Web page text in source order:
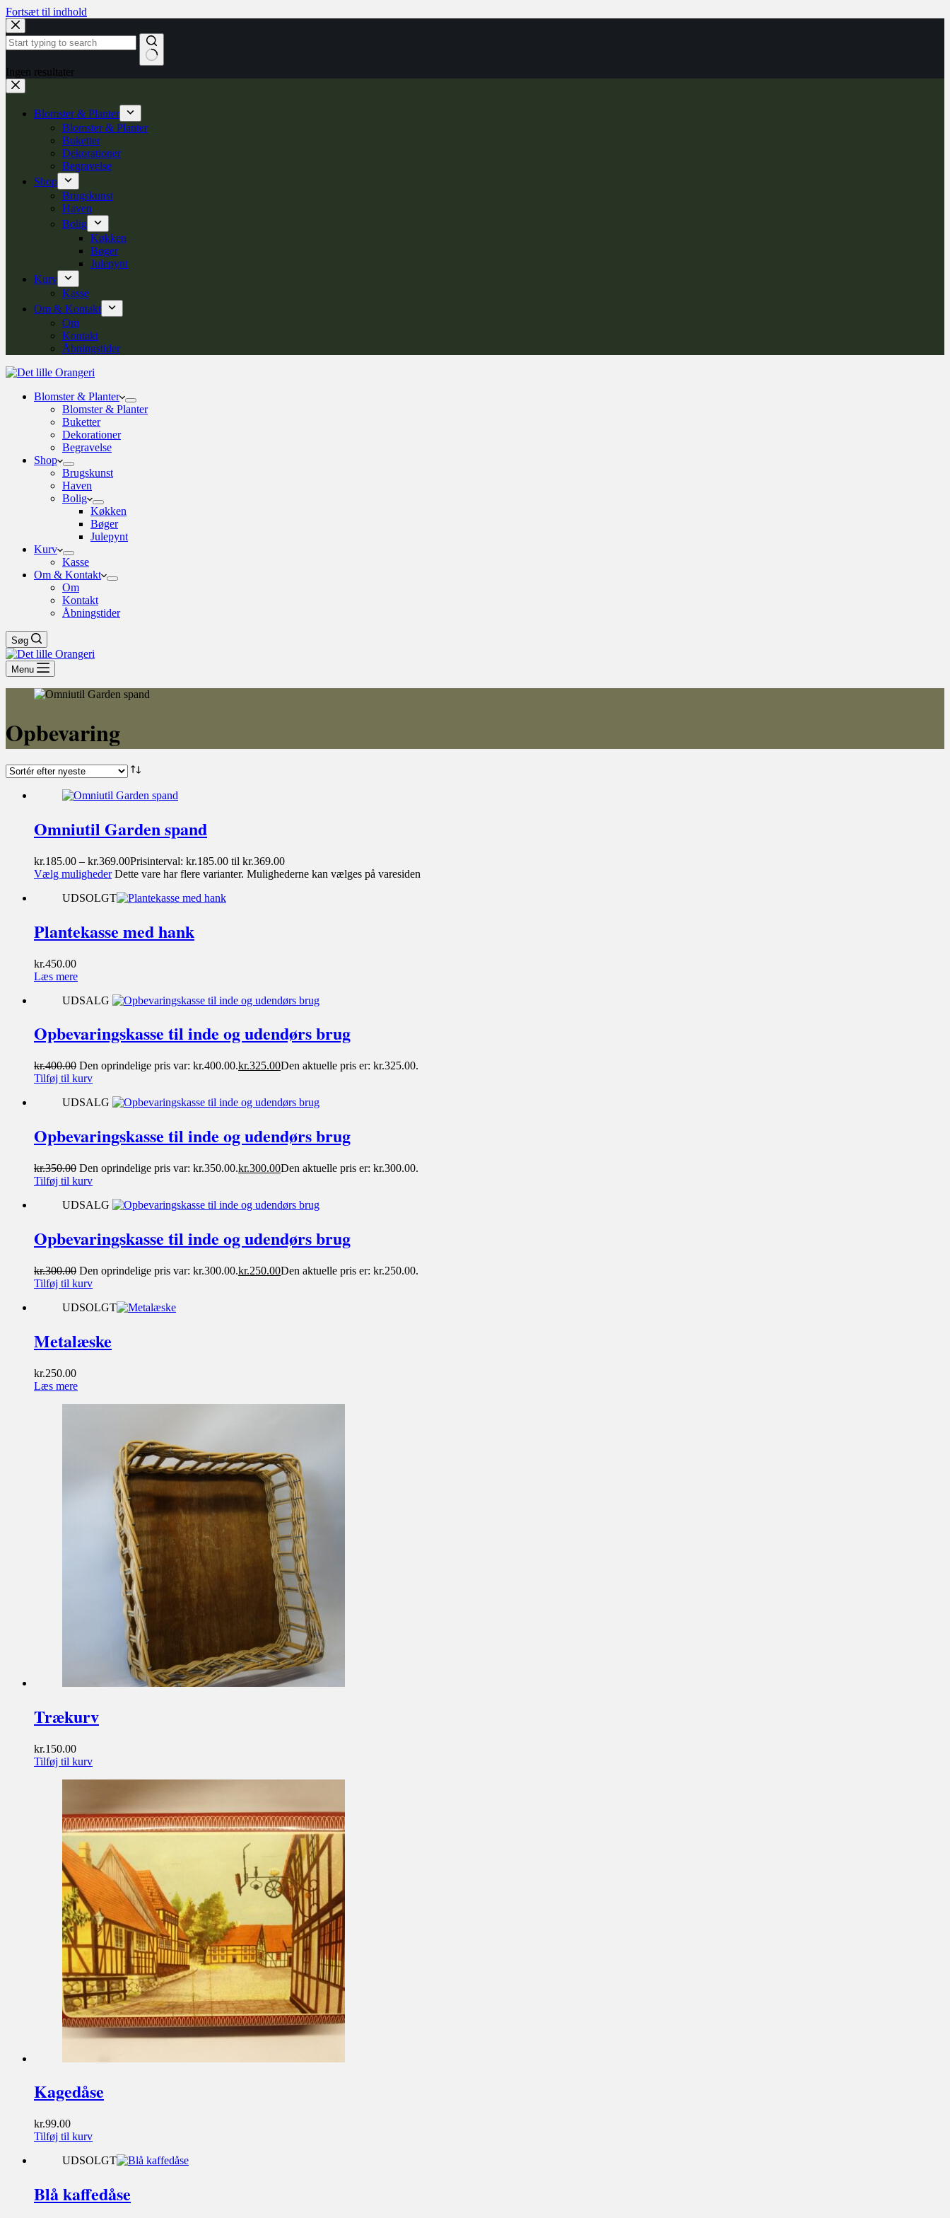
Fortsæt til indhold
Ingen resultater
Blomster & Planter
Blomster & Planter
Buketter
Dekorationer
Begravelse
Shop
Brugskunst
Haven
Bolig
Køkken
Bøger
Julepynt
Kurv
Kasse
Om & Kontakt
Om
Kontakt
Åbningstider
Blomster & Planter
Blomster & Planter
Buketter
Dekorationer
Begravelse
Shop
Brugskunst
Haven
Bolig
Køkken
Bøger
Julepynt
Kurv
Kasse
Om & Kontakt
Om
Kontakt
Åbningstider
Søg
Menu
Opbevaring
Omniutil Garden spand
kr.185.00 – kr.369.00Prisinterval: kr.185.00 til kr.369.00
Vælg muligheder Dette vare har flere varianter. Mulighederne kan vælges på varesiden
UDSOLGT
Plantekasse med hank
kr.450.00
Læs mere
UDSALG
Opbevaringskasse til inde og udendørs brug
kr.400.00 Den oprindelige pris var: kr.400.00.kr.325.00Den aktuelle pris er: kr.325.00.
Tilføj til kurv
UDSALG
Opbevaringskasse til inde og udendørs brug
kr.350.00 Den oprindelige pris var: kr.350.00.kr.300.00Den aktuelle pris er: kr.300.00.
Tilføj til kurv
UDSALG
Opbevaringskasse til inde og udendørs brug
kr.300.00 Den oprindelige pris var: kr.300.00.kr.250.00Den aktuelle pris er: kr.250.00.
Tilføj til kurv
UDSOLGT
Metalæske
kr.250.00
Læs mere
Trækurv
kr.150.00
Tilføj til kurv
Kagedåse
kr.99.00
Tilføj til kurv
UDSOLGT
Blå kaffedåse